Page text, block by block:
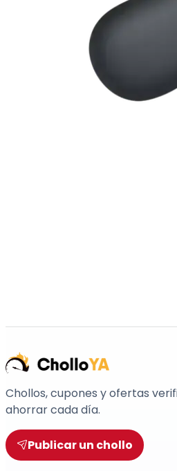
Chollos, cupones y ofertas
ahorrar cada día.
Publicar un chollo